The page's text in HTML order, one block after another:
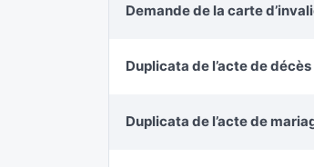
Demande de la carte
Duplicata de l’acte de décès
Duplicata de l’acte de